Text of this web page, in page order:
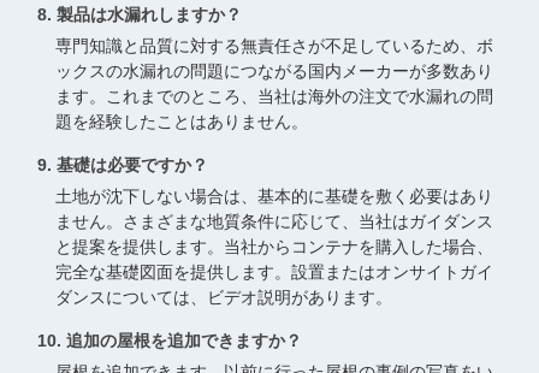
8. 製品は水漏れしますか？
専門知識と品質に対する無責任さが不足しているため、ボ
ックスの水漏れの問題につながる国内メーカーが多数あり
ます。これまでのところ、当社は海外の注文で水漏れの問
題を経験したことはありません。
9. 基礎は必要ですか？
土地が沈下しない場合は、基本的に基礎を敷く必要はあり
ません。さまざまな地質条件に応じて、当社はガイダンス
と提案を提供します。当社からコンテナを購入した場合、
完全な基礎図面を提供します。設置またはオンサイトガイ
ダンスについては、ビデオ説明があります。
10. 追加の屋根を追加できますか？